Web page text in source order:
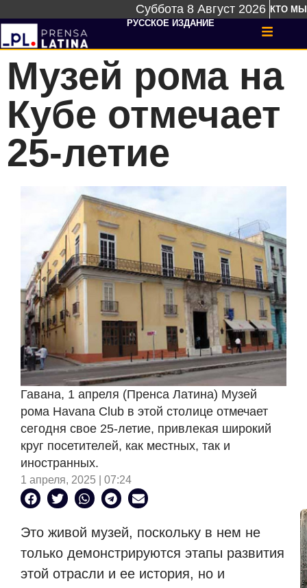
Суббота 8 Август 2026 КТО МЫ
РУССКОЕ ИЗДАНИЕ
Музей рома на
Кубе отмечает
25-летие
Гавана, 1 апреля (Пренса Латина) Музей
рома Havana Club в этой столице отмечает
сегодня свое 25-летие, привлекая широкий
круг посетителей, как местных, так и
иностранных.
1 апреля, 2025 | 07:24
Это живой музей, поскольку в нем не
только демонстрируются этапы развития
этой отрасли и ее история, но и